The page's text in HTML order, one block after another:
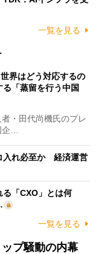
一覧を見る
界はどう対応するの
「蒸留を行う中国
・田代尚機氏のプレ
…
入れ必至か 経済運営
る「CXO」とは何
一覧を見る
ップ騒動の内幕